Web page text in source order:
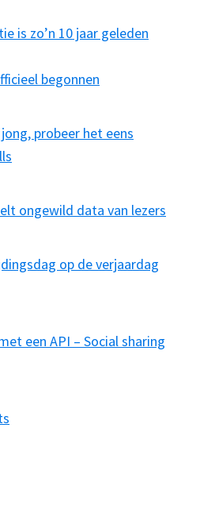
is zo’n 10 jaar geleden
begonnen
probeer het eens
ongewild data van lezers
op de verjaardag
een API – Social sharing